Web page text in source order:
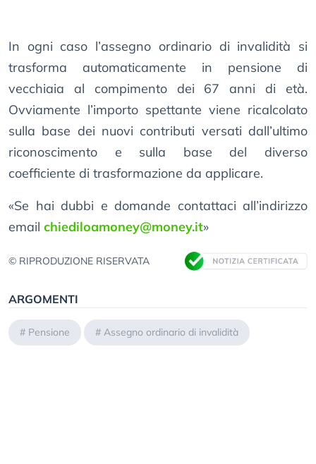
In ogni caso l’assegno ordinario di invalidità si
trasforma automaticamente in pensione di
vecchiaia al compimento dei 67 anni di età.
Ovviamente l’importo spettante viene ricalcolato
sulla base dei nuovi contributi versati dall’ultimo
riconoscimento e sulla base del diverso
coefficiente di trasformazione da applicare.
«Se hai dubbi e domande contattaci all’indirizzo
email chiediloamoney@money.it»
© RIPRODUZIONE RISERVATA
ARGOMENTI
# Pensione # Assegno ordinario di invalidità